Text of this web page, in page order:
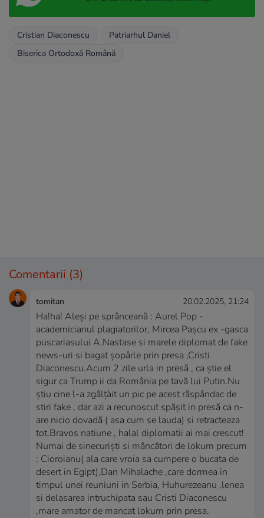
Cristian Diaconescu
Patriarhul Daniel
Biserica Ortodoxă Română
Comentarii (3)
tomitan 20.02.2025, 21:24
Ha!ha! Aleși pe sprânceană : Aurel Pop -
academicianul plagiatorilor, Mircea Pașcu ex -gasca
puscariasului A.Nastase si marele diplomat de fake
news-uri si bagat șopârle prin presa ,Cristi
Diaconescu.Acum 2 zile urla in presă , ca știe el
sigur ca Trump ii da România pe tavă lui Putin.Nu
știu cine l-a zgâlțàit un pic pe acest răspândac de
stiri fake , dar azi a recunoscut spășit in presă ca n-
are nicio dovadă ( asa cum se lauda) si retracteaza
tot.Bravos natiune , halal diplomatii ai mai crescut!
Numai de sinecuriști si mâncători de lokum precum
: Cioroianu( ala care vroia sa cumpere o bucata de
desert in Egipt),Dan Mihalache ,care dormea in
timpul unei reuniuni in Serbia, Huhurezeanu ,lenea
si delasarea intruchipata sau Cristi Diaconescu
,mare amator de mancat lokum prin presa.